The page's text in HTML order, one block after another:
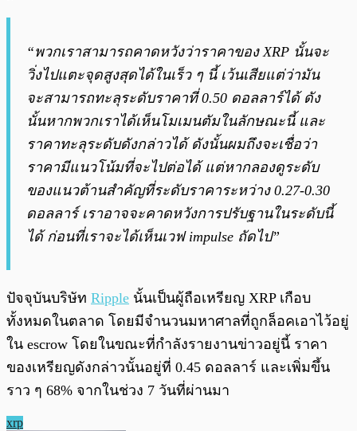
“พวกเราสามารถคาดหวังว่าราคาของ XRP นั้นจะ
วิ่งไปแตะจุดสูงสุดได้ในเร็ว ๆ นี้ เว้นเสียแต่ว่ามัน
จะสามารถทะลุระดับราคาที่ 0.50 ดอลลาร์ได้ ดัง
นั้นหากพวกเราได้เห็นโมเมนตัมในลักษณะนี้ และ
ราคาทะลุระดับดังกล่าวได้ ดังนั้นผมถึงจะเชื่อว่า
ราคามีแนวโน้มที่จะไปต่อได้ แต่หากลองดูระดับ
ของแนวต้านสำคัญที่ระดับราคาระหว่าง 0.27-0.30
ดอลลาร์ เราอาจจะคาดหวังการปรับฐานในระดับนี้
ได้ ก่อนที่เราจะได้เห็นเวฟ impulse ถัดไป”
ปัจจุบันบริษัท Ripple นั้นเป็นผู้ถือเหรียญ XRP เกือบ
ทั้งหมดในตลาด โดยมีจำนวนมหาศาลที่ถูกล็อคเอาไว้อยู่
ใน escrow โดยในขณะที่กำลังรายงานข่าวอยู่นี้ ราคา
ของเหรียญดังกล่าวนั้นอยู่ที่ 0.45 ดอลลาร์ และเพิ่มขึ้น
ราว ๆ 68% จากในช่วง 7 วันที่ผ่านมา
xrp